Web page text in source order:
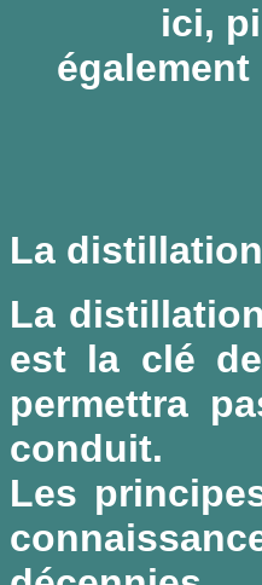
ici,
La
La
est la clé
permettra
conduit.
Les